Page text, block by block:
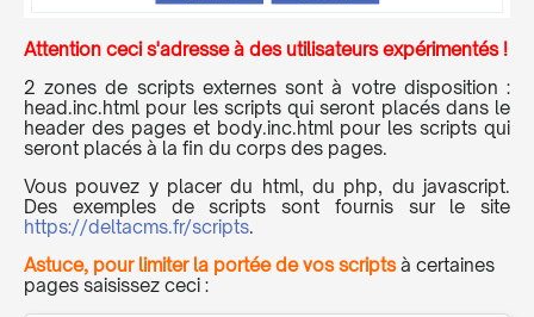
Attention ceci s'adresse à des utilisateurs expérimentés !
2 zones de scripts externes sont à votre disposition :
head.inc.html pour les scripts qui seront placés dans le
header des pages et body.inc.html pour les scripts qui
seront placés à la fin du corps des pages.
Vous pouvez y placer du html, du php, du javascript.
Des exemples de scripts sont fournis sur le site
https://deltacms.fr/scripts.
Astuce, pour limiter la portée de vos scriptsà certaines
pages saisissez ceci :